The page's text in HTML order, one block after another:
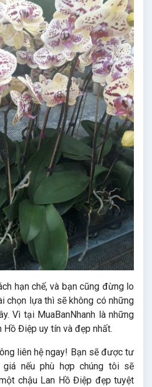
hạn chế, và bạn cũng đừng lo
chọn lựa thì sẽ không có những
Vì tại MuaBanNhanh là những
Hồ Điệp uy tín và đẹp nhất.
liên hệ ngay! Bạn sẽ được tư
nếu phù hợp chúng tôi sẽ
chậu Lan Hồ Điệp đẹp tuyệt